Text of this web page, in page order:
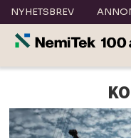
NYHETSBREV